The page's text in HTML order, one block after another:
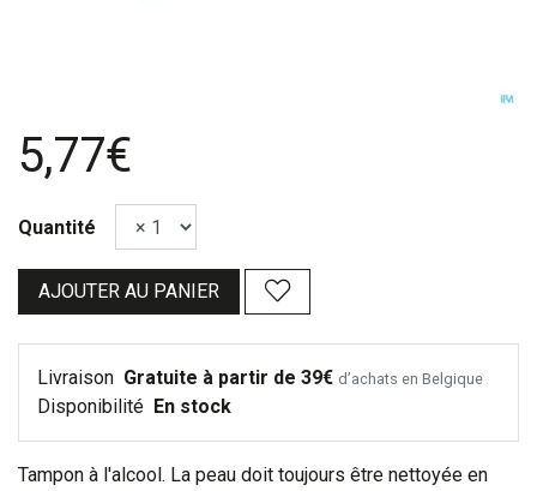
5,77€
Quantité
AJOUTER AU PANIER
Livraison Gratuite à partir de 39€ d’achats en Belgique
Disponibilité En stock
Tampon à l'alcool. La peau doit toujours être nettoyée en